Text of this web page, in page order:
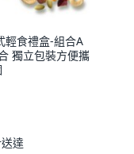
輕食禮盒-組合A
獨立包裝方便攜
達